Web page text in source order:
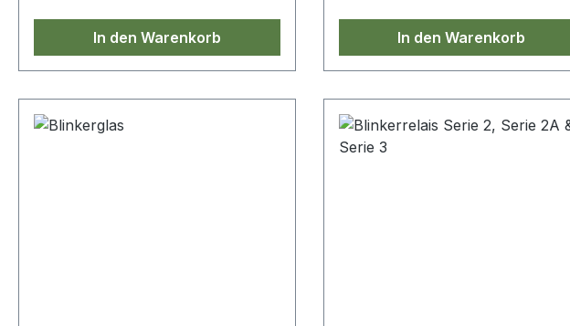
In den Warenkorb In den Warenkorb